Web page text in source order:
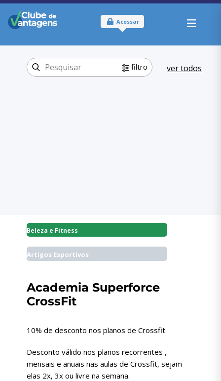
Acessar
filtro ver todos
Beleza e Fitness
Artigos Esportivos
Academia Superforce
CrossFit
10% de desconto nos planos de Crossfit
Desconto válido nos planos recorrentes ,
mensais e anuais nas aulas de Crossfit, sejam
elas 2x, 3x ou livre na semana.